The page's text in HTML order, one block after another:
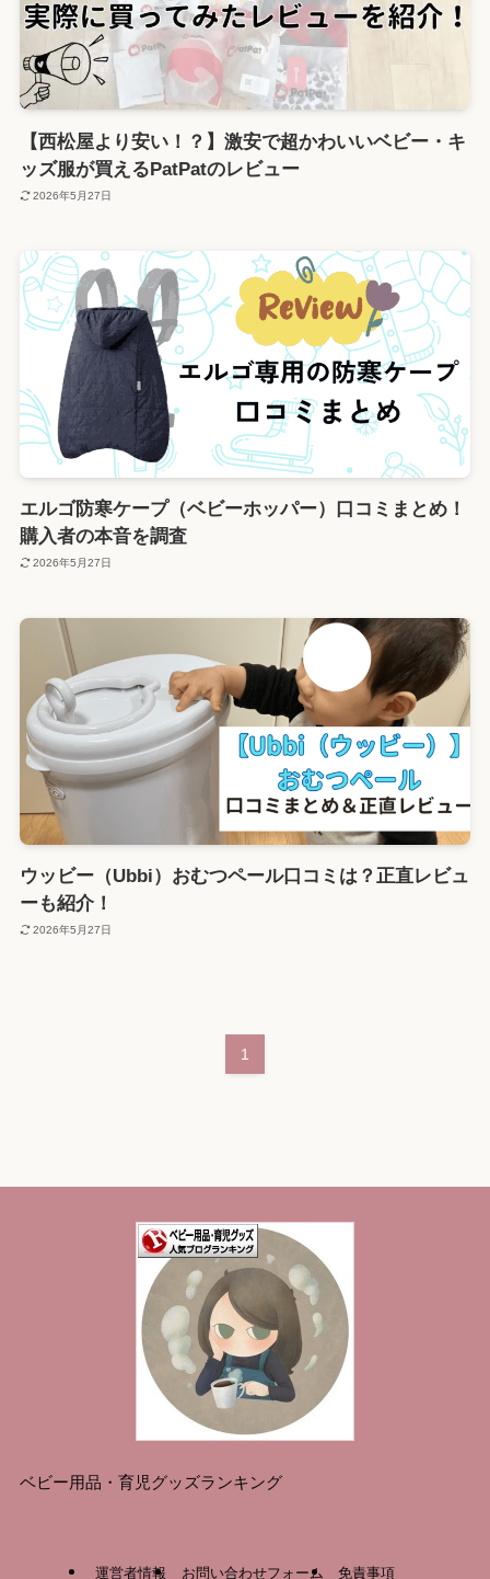
【西松屋より安い！？】激安で超かわいいベビー・キ
ッズ服が買えるPatPatのレビュー
2026年5月27日
エルゴ防寒ケープ（ベビーホッパー）口コミまとめ！
購入者の本音を調査
2026年5月27日
ウッビー（Ubbi）おむつペール口コミは？正直レビュ
ーも紹介！
2026年5月27日
1
ベビー用品・育児グッズランキング
運営者情報 お問い合わせフォーム 免責事項